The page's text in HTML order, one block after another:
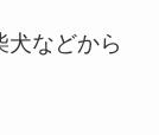
犬などから